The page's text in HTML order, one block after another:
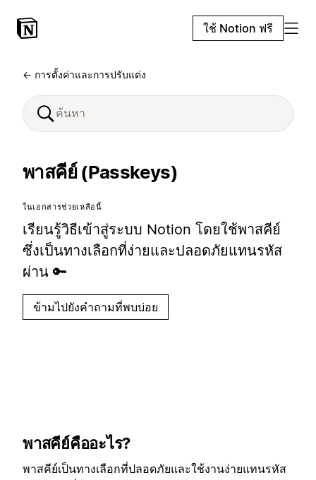
ใช้ Notion ฟรี
← การตั้งค่าและการปรับแต่ง
พาสคีย์ (Passkeys)
ในเอกสารช่วยเหลือนี้
เรียนรู้วิธีเข้าสู่ระบบ Notion โดยใช้พาสคีย์
ซึ่งเป็นทางเลือกที่ง่ายและปลอดภัยแทนรหัส
ผ่าน 🔑
ข้ามไปยังคำถามที่พบบ่อย
พาสคีย์คืออะไร?
พาสคีย์เป็นทางเลือกที่ปลอดภัยและใช้งานง่ายแทนรหัส